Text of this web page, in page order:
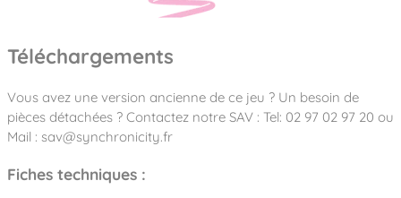
Téléchargements
Vous avez une version ancienne de ce jeu ? Un besoin de
pièces détachées ? Contactez notre SAV : Tel: 02 97 02 97 20 ou
Mail : sav@synchronicity.fr
Fiches techniques :